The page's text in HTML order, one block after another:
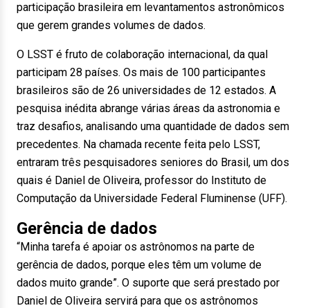
participação brasileira em levantamentos astronômicos
que gerem grandes volumes de dados.
O LSST é fruto de colaboração internacional, da qual
participam 28 países. Os mais de 100 participantes
brasileiros são de 26 universidades de 12 estados. A
pesquisa inédita abrange várias áreas da astronomia e
traz desafios, analisando uma quantidade de dados sem
precedentes. Na chamada recente feita pelo LSST,
entraram três pesquisadores seniores do Brasil, um dos
quais é Daniel de Oliveira, professor do Instituto de
Computação da Universidade Federal Fluminense (UFF).
Gerência de dados
“Minha tarefa é apoiar os astrônomos na parte de
gerência de dados, porque eles têm um volume de
dados muito grande”. O suporte que será prestado por
Daniel de Oliveira servirá para que os astrônomos